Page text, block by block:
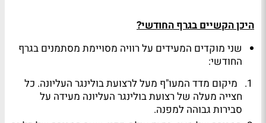
היכן הקשיים בגרף החודשי?
שני מוקדים המעידים על רוויה מסויימת מסתמנים בגרף
החודשי:
מיקום מדד המעו"ף מעל לרצועת בולינגר העליונה. כל
חצייה מעלה של רצועת בולינגר העליונה מעידה על
סבירות גבוהה למפנה.